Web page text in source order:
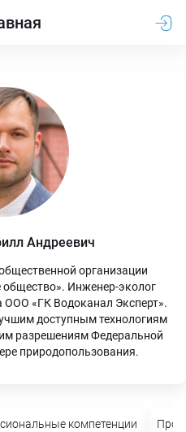
Андреевич
организации
общество». Инженер-эколог
ООО «ГК Водоканал Эксперт».
доступным технологиям
разрешениям Федеральной
природопользования.
компетенции